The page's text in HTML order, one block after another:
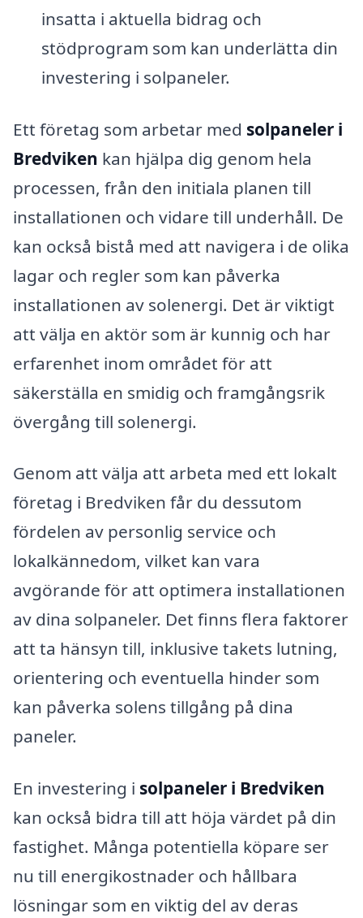
insatta i aktuella bidrag och
stödprogram som kan underlätta din
investering i solpaneler.
Ett företag som arbetar med solpaneler i
Bredviken kan hjälpa dig genom hela
processen, från den initiala planen till
installationen och vidare till underhåll. De
kan också bistå med att navigera i de olika
lagar och regler som kan påverka
installationen av solenergi. Det är viktigt
att välja en aktör som är kunnig och har
erfarenhet inom området för att
säkerställa en smidig och framgångsrik
övergång till solenergi.
Genom att välja att arbeta med ett lokalt
företag i Bredviken får du dessutom
fördelen av personlig service och
lokalkännedom, vilket kan vara
avgörande för att optimera installationen
av dina solpaneler. Det finns flera faktorer
att ta hänsyn till, inklusive takets lutning,
orientering och eventuella hinder som
kan påverka solens tillgång på dina
paneler.
En investering i solpaneler i Bredviken
kan också bidra till att höja värdet på din
fastighet. Många potentiella köpare ser
nu till energikostnader och hållbara
lösningar som en viktig del av deras